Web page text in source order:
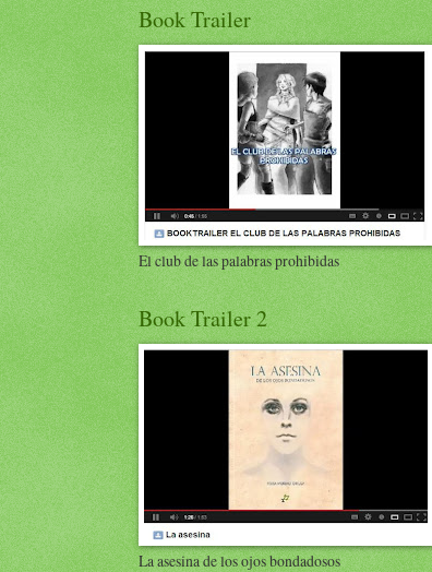
Book Trailer
El club de las palabras prohibidas
Book Trailer 2
La asesina de los ojos bondadosos